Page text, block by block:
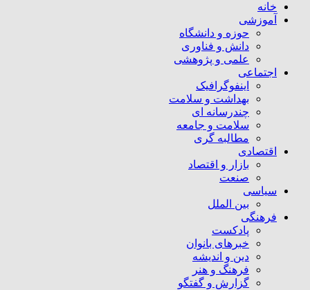
خانه
آموزشی
حوزه و دانشگاه
دانش و فناوری
علمی و پژوهشی
اجتماعی
اینفوگرافیک
بهداشت و سلامت
چندرسانه ای
سلامت و جامعه
مطالبه گری
اقتصادی
بازار و اقتصاد
صنعت
سیاسی
بین الملل
فرهنگی
پادکست
خبرهای بانوان
دین و اندیشه
فرهنگ و هنر
گزارش و گفتگو